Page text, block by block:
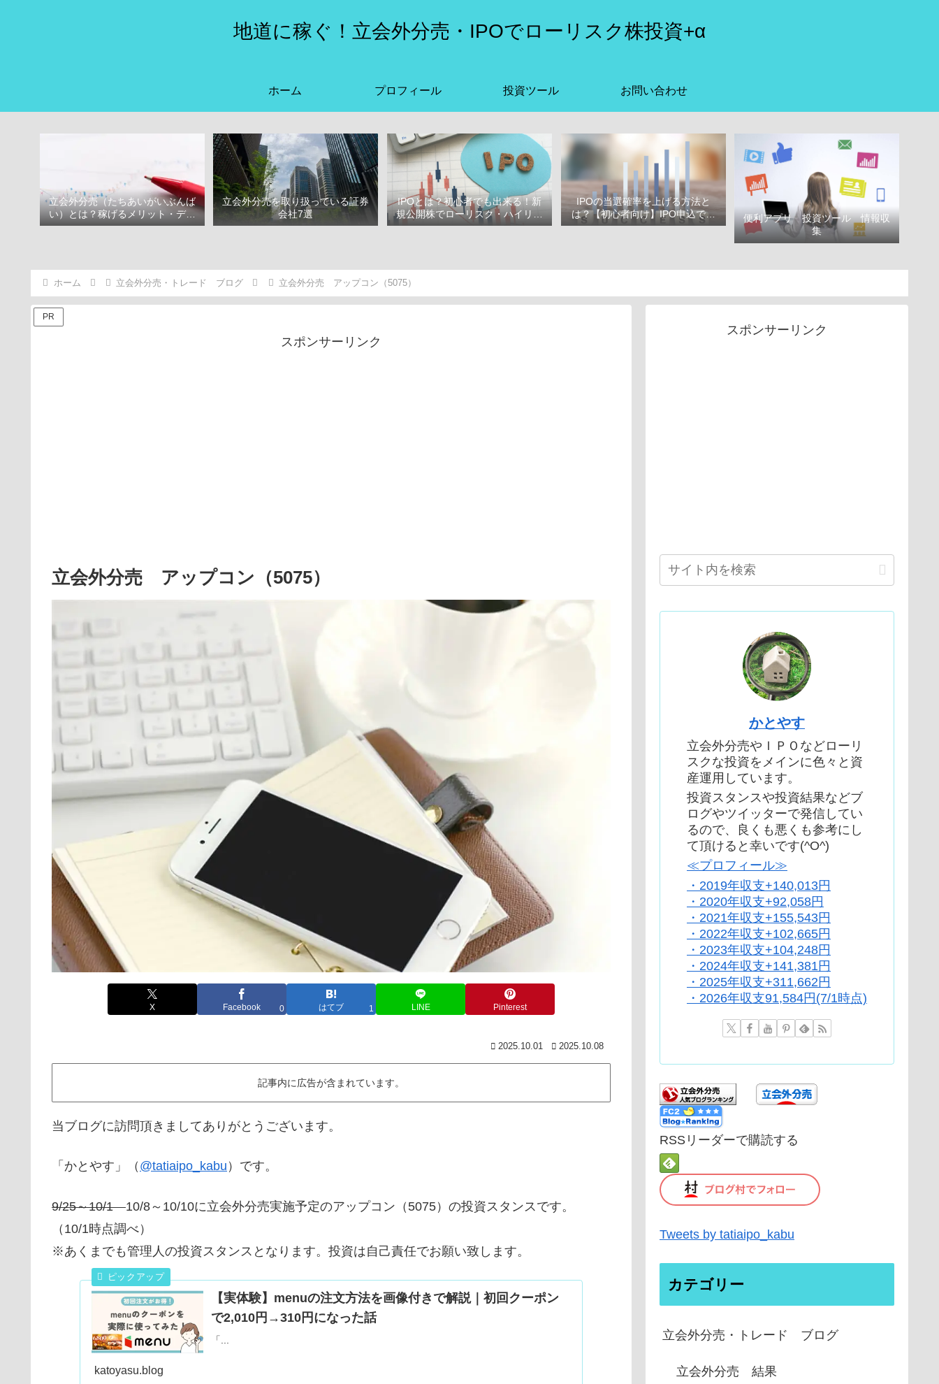
地道に稼ぐ！立会外分売・IPOでローリスク株投資+α
ホーム プロフィール 投資ツール お問い合わせ
立会外分売（たちあいがいぶんば
い）とは？稼げるメリット・デメ
リット
立会外分売を取り扱っている証券
会社7選
IPOとは？初心者でも出来る！新
規公開株でローリスク・ハイリタ
ーン投資をはじめよう！
IPOの当選確率を上げる方法と
は？【初心者向け】IPO申込で選
ぶべき証券会社
便利アプリ 投資ツール 情報収
集
ホーム 立会外分売・トレード ブログ 立会外分売 アップコン（5075）
PR
スポンサーリンク
立会外分売 アップコン（5075）
X Facebook 0 はてブ 1 LINE Pinterest
2025.10.01 2025.10.08
記事内に広告が含まれています。
当ブログに訪問頂きましてありがとうございます。
「かとやす」（ @tatiaipo_kabu ）です。
9/25～10/110/8～10/10に立会外分売実施予定のアップコン（5075）の投資スタンスです。
（10/1時点調べ）
※あくまでも管理人の投資スタンスとなります。投資は自己責任でお願い致します。
【実体験】menuの注文方法を画像付きで解説｜初回クーポン
で2,010円→310円になった話
「...
katoyasu.blog
スポンサーリンク
かとやす
立会外分売やＩＰＯなどローリ
スクな投資をメインに色々と資
産運用しています。
投資スタンスや投資結果などブ
ログやツイッターで発信してい
るので、良くも悪くも参考にし
て頂けると幸いです(^O^)
≪プロフィール≫
・2019年収支+140,013円
・2020年収支+92,058円
・2021年収支+155,543円
・2022年収支+102,665円
・2023年収支+104,248円
・2024年収支+141,381円
・2025年収支+311,662円
・2026年収支91,584円(7/1時点)
RSSリーダーで購読する
Tweets by tatiaipo_kabu
カテゴリー
立会外分売・トレード ブログ
立会外分売 結果